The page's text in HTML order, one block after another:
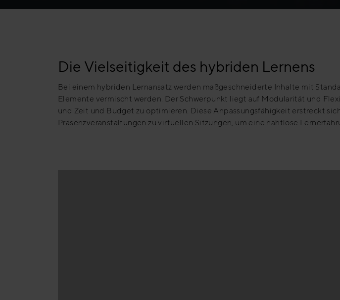
Die Vielseitigkeit des hybriden Lernens
Bei einem hybriden Lernansatz werden maßgeschneiderte Inhalte mit
Elemente vermischt werden. Der Schwerpunkt liegt auf Modularität und
und Zeit und Budget zu optimieren. Diese Anpassungsfähigkeit erstreckt
Präsenzveranstaltungen zu virtuellen Sitzungen, um eine nahtlose